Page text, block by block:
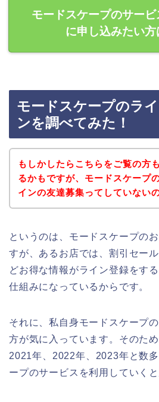
モードスケープのサー
に申し込みたい方
モードスケープのラ
ンを調べてみた！
もしかしたらこちらをご覧の方
るかもですが、モードスケープ
インの友達募集ってしていない
というのは、モードスケープの
すが、あるお店では、割引セー
どお得な情報がライン登録をす
仕組みになっているからです。
それに、私自身モードスケープ
方が気に入っています。そのた
2021年、2022年、2023年と数
ープのサービスを利用していく